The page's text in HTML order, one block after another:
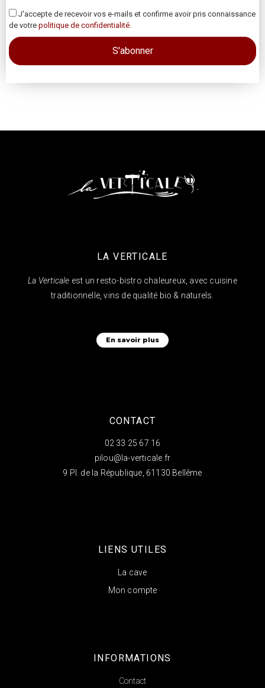
J'accepte de recevoir vos e-mails et confirme avoir pris connaissance
de votre politique de confidentialité.
LA VERTICALE
La Verticale est un resto-bistro chaleureux, avec cuisine
traditionnelle, vins de qualité bio & naturels.
En savoir plus
CONTACT
02 33 25 67 16
pilou@la-verticale.fr
9 Pl. de la République, 61130 Bellême
LIENS UTILES
La cave
Mon compte
INFORMATIONS
Contact